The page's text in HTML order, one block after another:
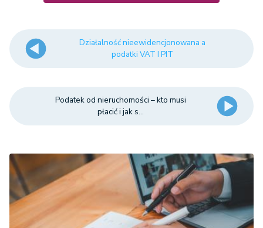
Działalność nieewidencjonowana a
podatki VAT I PIT
Podatek od nieruchomości – kto musi
płacić i jak s...